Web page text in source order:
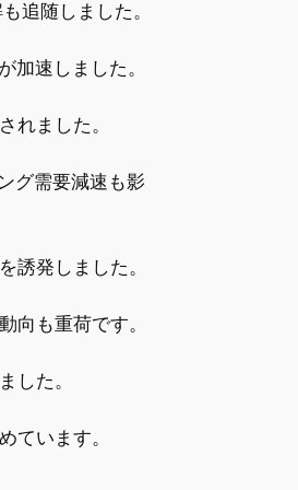
追随しました。
加速しました。
れました。
グ需要減速も影
誘発しました。
向も重荷です。
した。
ています。